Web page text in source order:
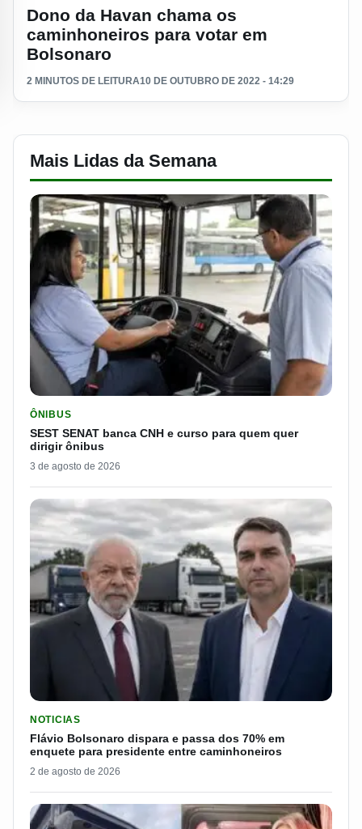
Dono da Havan chama os
caminhoneiros para votar em
Bolsonaro
2 MINUTOS DE LEITURA10 DE OUTUBRO DE 2022 - 14:29
Mais Lidas da Semana
ÔNIBUS
SEST SENAT banca CNH e curso para quem quer
dirigir ônibus
3 de agosto de 2026
NOTICIAS
Flávio Bolsonaro dispara e passa dos 70% em
enquete para presidente entre caminhoneiros
2 de agosto de 2026